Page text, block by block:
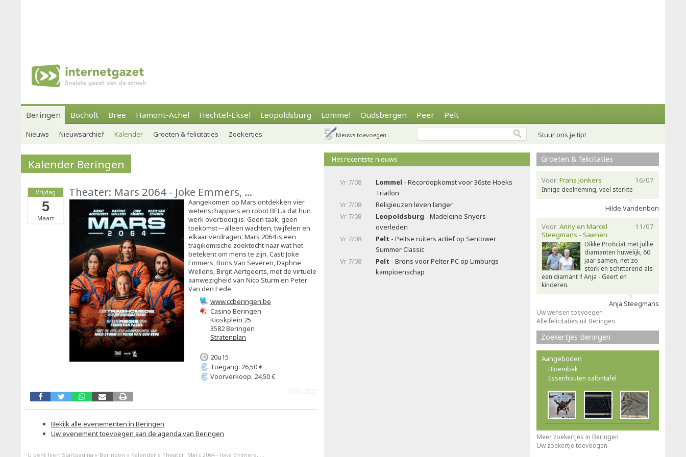
Beringen Bocholt Bree Hamont-Achel Hechtel-Eksel Leopoldsburg Lommel Oudsbergen Peer Pelt
Stuur ons je tip!
Nieuws Nieuwsarchief Kalender Groeten & felicitaties Zoekertjes Nieuws toevoegen
Kalender Beringen
Vrijdag
5
Maart
Theater: Mars 2064 - Joke Emmers, ...
Aangekomen op Mars ontdekken vier
wetenschappers en robot BEL.a dat hun
werk overbodig is. Geen taak, geen
toekomst—alleen wachten, twijfelen en
elkaar verdragen. Mars 2064 is een
tragikomische zoektocht naar wat het
betekent om mens te zijn. Cast: Joke
Emmers, Boris Van Severen, Daphne
Wellens, Birgit Aertgeerts, met de virtuele
aanwezigheid van Nico Sturm en Peter
Van den Eede.
www.ccberingen.be
Casino Beringen
Kioskplein 25
3582 Beringen
Stratenplan
20u15
Toegang: 26,50 €
Voorverkoop: 24,50 €
Bekijk alle evenementen in Beringen
Uw evenement toevoegen aan de agenda van Beringen
Het recentste nieuws
Vr 7/08 Lommel - Recordopkomst voor 36ste Hoeks
Triatlon
Vr 7/08
Religieuzen leven langer
Vr 7/08
Leopoldsburg - Madeleine Snyers
overleden
Vr 7/08
Pelt - Peltse ruiters actief op Sentower
Summer Classic
Vr 7/08
Pelt - Brons voor Pelter PC op Limburgs
kampioenschap
Groeten & felicitaties
16/07
Voor: Frans Jonkers
Innige deelneming, veel sterkte
Hilde Vandenbon
11/07
Voor: Anny en Marcel
Steegmans - Saenen
Dikke Proficiat met jullie
diamanten huwelijk, 60
jaar samen, net zo
sterk en schitterend als
een diamant !! Anja - Geert en
kinderen.
Anja Steegmans
Uw wensen toevoegen
Alle felicitaties uit Beringen
Zoekertjes Beringen
Aangeboden
Bloembak
Essenhouten salontafel
Meer zoekertjes in Beringen
Uw zoekertje toevoegen
U bent hier: Startpagina » Beringen » Kalender » Theater: Mars 2064 - Joke Emmers, ...